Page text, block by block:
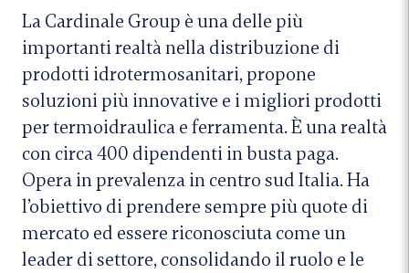
La Cardinale Group è una delle più
importanti realtà nella distribuzione di
prodotti idrotermosanitari, propone
soluzioni più innovative e i migliori prodotti
per termoidraulica e ferramenta. È una realtà
con circa 400 dipendenti in busta paga.
Opera in prevalenza in centro sud Italia. Ha
l’obiettivo di prendere sempre più quote di
mercato ed essere riconosciuta come un
leader di settore, consolidando il ruolo e le